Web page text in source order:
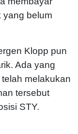
yang belum
Klopp pun
Ada yang
melakukan
tersebut
STY.